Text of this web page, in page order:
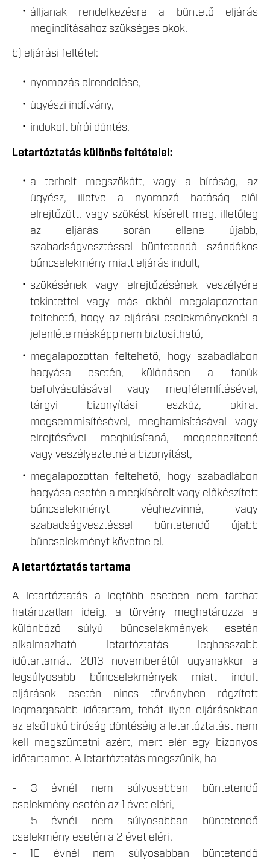
álljanak rendelkezésre a büntető eljárás
megindításához szükséges okok.
b) eljárási feltétel:
nyomozás elrendelése,
ügyészi indítvány,
indokolt bírói döntés.
Letartóztatás különös feltételei:
a terhelt megszökött, vagy a bíróság, az
ügyész, illetve a nyomozó hatóság elől
elrejtőzött, vagy szökést kísérelt meg, illetőleg
az eljárás során ellene újabb,
szabadságvesztéssel büntetendő szándékos
bűncselekmény miatt eljárás indult,
szökésének vagy elrejtőzésének veszélyére
tekintettel vagy más okból megalapozottan
feltehető, hogy az eljárási cselekményeknél a
jelenléte másképp nem biztosítható,
megalapozottan feltehető, hogy szabadlábon
hagyása esetén, különösen a tanúk
befolyásolásával vagy megfélemlítésével,
tárgyi bizonyítási eszköz, okirat
megsemmisítésével, meghamisításával vagy
elrejtésével meghiúsítaná, megnehezítené
vagy veszélyeztetné a bizonyítást,
megalapozottan feltehető, hogy szabadlábon
hagyása esetén a megkísérelt vagy előkészített
bűncselekményt véghezvinné, vagy
szabadságvesztéssel büntetendő újabb
bűncselekményt követne el.
A letartóztatás tartama
A letartóztatás a legtöbb esetben nem tarthat
határozatlan ideig, a törvény meghatározza a
különböző súlyú bűncselekmények esetén
alkalmazható letartóztatás leghosszabb
időtartamát. 2013 novemberétől ugyanakkor a
legsúlyosabb bűncselekmények miatt indult
eljárások esetén nincs törvényben rögzített
legmagasabb időtartam, tehát ilyen eljárásokban
az elsőfokú bíróság döntéséig a letartóztatást nem
kell megszüntetni azért, mert elér egy bizonyos
időtartamot. A letartóztatás megszűnik, ha
- 3 évnél nem súlyosabban büntetendő
cselekmény esetén az 1 évet eléri,
- 5 évnél nem súlyosabban büntetendő
cselekmény esetén a 2 évet eléri,
- 10 évnél nem súlyosabban büntetendő